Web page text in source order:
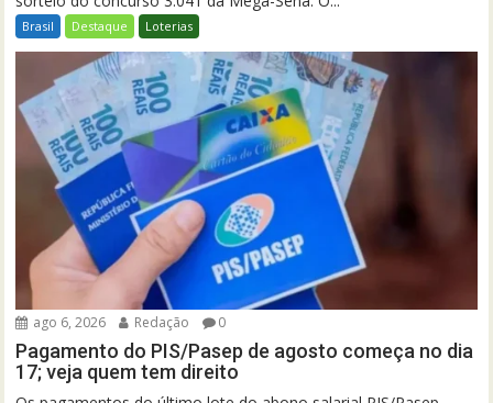
Brasil Destaque Loterias
ago 6, 2026 Redação 0
Pagamento do PIS/Pasep de agosto começa no dia
17; veja quem tem direito